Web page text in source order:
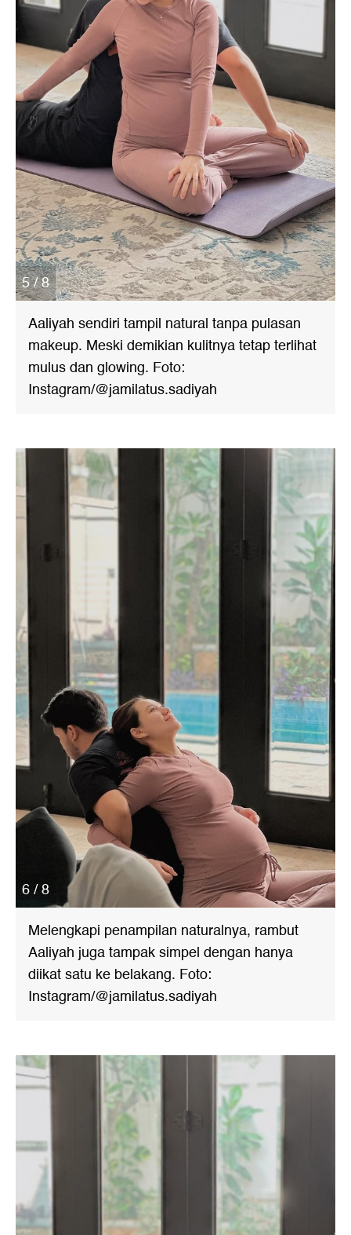
5 / 8
Aaliyah sendiri tampil natural tanpa pulasan
makeup. Meski demikian kulitnya tetap terlihat
mulus dan glowing. Foto:
Instagram/@jamilatus.sadiyah
6 / 8
Melengkapi penampilan naturalnya, rambut
Aaliyah juga tampak simpel dengan hanya
diikat satu ke belakang. Foto:
Instagram/@jamilatus.sadiyah